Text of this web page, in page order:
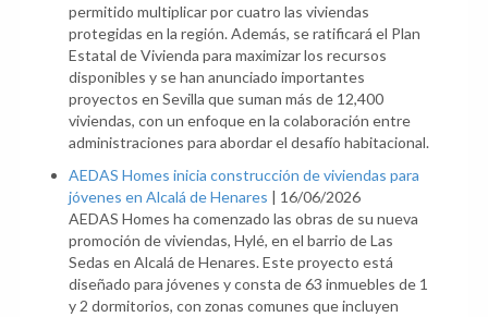
permitido multiplicar por cuatro las viviendas
protegidas en la región. Además, se ratificará el Plan
Estatal de Vivienda para maximizar los recursos
disponibles y se han anunciado importantes
proyectos en Sevilla que suman más de 12,400
viviendas, con un enfoque en la colaboración entre
administraciones para abordar el desafío habitacional.
AEDAS Homes inicia construcción de viviendas para
jóvenes en Alcalá de Henares | 16/06/2026
AEDAS Homes ha comenzado las obras de su nueva
promoción de viviendas, Hylé, en el barrio de Las
Sedas en Alcalá de Henares. Este proyecto está
diseñado para jóvenes y consta de 63 inmuebles de 1
y 2 dormitorios, con zonas comunes que incluyen